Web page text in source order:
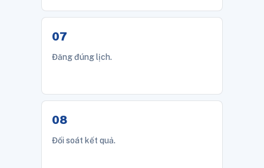
Đăng đúng lịch.
Đối soát kết quả.